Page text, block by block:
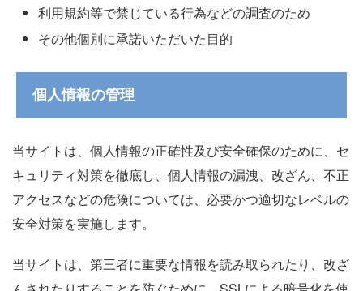
利用規約等で禁じている行為などの調査のため
その他個別に承諾いただいた目的
個人情報の管理
当サイトは、個人情報の正確性及び安全確保のために、セ
キュリティ対策を徹底し、個人情報の漏洩、改ざん、不正
アクセスなどの危険については、必要かつ適切なレベルの
安全対策を実施します。
当サイトは、第三者に重要な情報を読み取られたり、改ざ